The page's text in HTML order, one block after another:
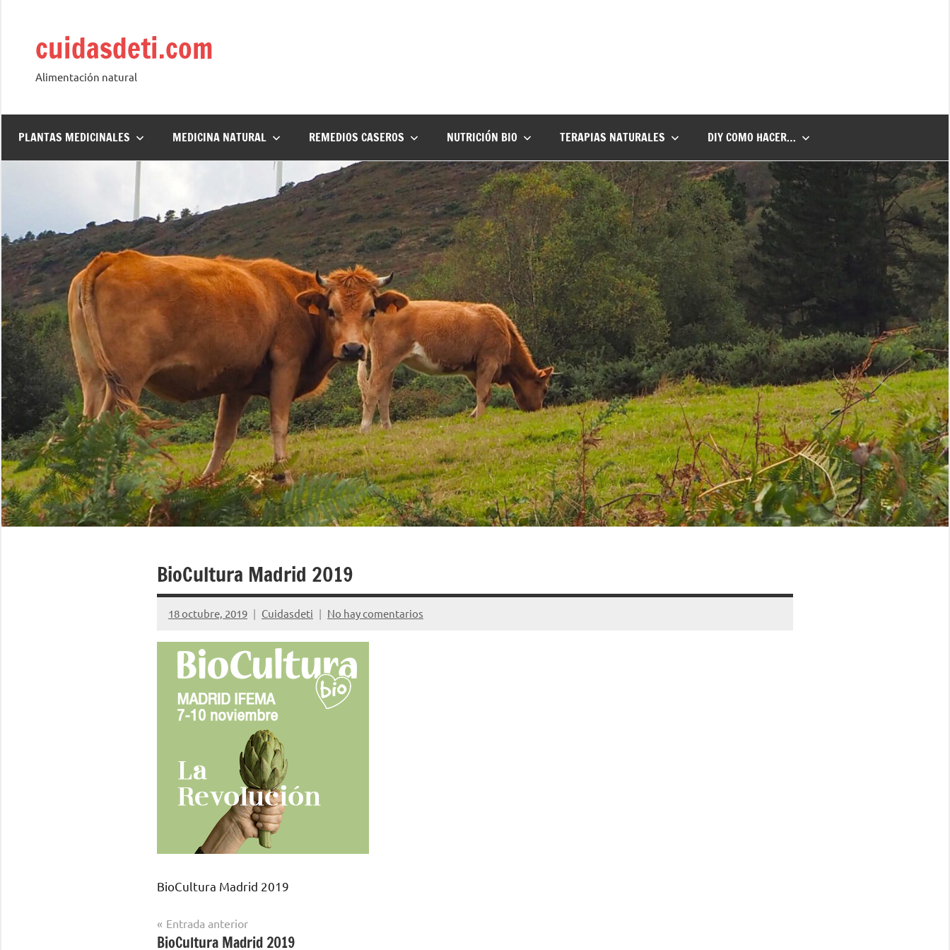
contenidocuidasdeti.com
Alimentación natural
PLANTAS MEDICINALES MEDICINA NATURAL REMEDIOS CASEROS NUTRICIÓN BIO TERAPIAS NATURALES DIY COMO HACER…
BioCultura Madrid 2019
18 octubre, 2019 Cuidasdeti No hay comentarios
BioCultura Madrid 2019
Navegación
Entrada anterior
BioCultura Madrid 2019